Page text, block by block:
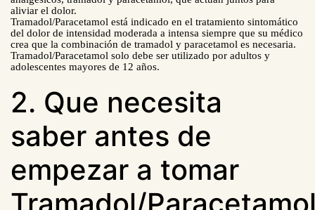
aliviar el dolor.
Tramadol/Paracetamol está indicado en el tratamiento sintomático
del dolor de intensidad moderada a intensa siempre que su médico
crea que la combinación de tramadol y paracetamol es necesaria.
Tramadol/Paracetamol solo debe ser utilizado por adultos y
adolescentes mayores de 12 años.
2. Que necesita
saber antes de
empezar a tomar